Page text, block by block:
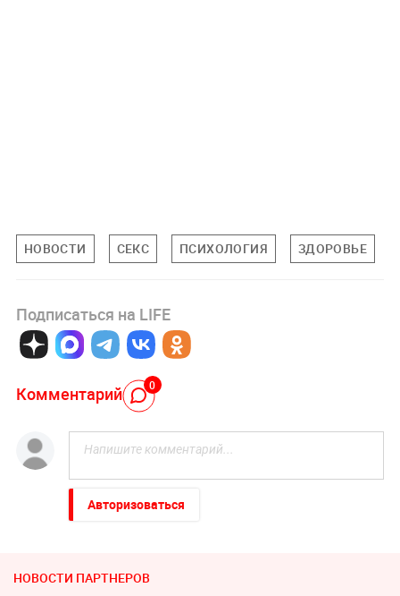
НОВОСТИ СЕКС ПСИХОЛОГИЯ ЗДОРОВЬЕ
Подписаться на LIFE
Комментарий 0
Авторизоваться
НОВОСТИ ПАРТНЕРОВ